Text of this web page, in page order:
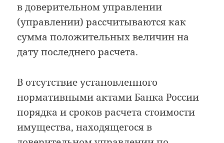
в доверительном управлении
(управлении) рассчитываются как
сумма положительных величин на
дату последнего расчета.
В отсутствие установленного
нормативными актами Банка России
порядка и сроков расчета стоимости
имущества, находящегося в